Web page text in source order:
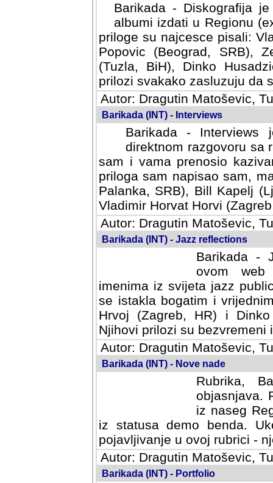
Barikada - Diskografija
albumi izdati u Regionu
priloge su najcesce pisali:
Popovic (Beograd, SRB),
(Tuzla, BiH), Dinko
prilozi svakako zasluzuju da
Autor: Dragutin Matoševic,
Barikada (INT) - Interviews
Barikada -
direktnom razgovoru sa
sam i vama prenosio
priloga sam napisao sam,
Palanka, SRB), Bill Kapelj
Vladimir Horvat Horvi
Autor: Dragutin Matoševic,
Barikada (INT) - Jazz reflections
Barikada -
ovom web
imenima iz svijeta jazz
se istakla bogatim i
Hrvoj (Zagreb, HR) i
Njihovi prilozi su bezvremeni
Autor: Dragutin Matoševic,
Barikada (INT) - Nove nade
Rubrika,
objasnjava.
iz naseg
iz statusa demo benda.
pojavljivanje u ovoj rubrici -
Autor: Dragutin Matoševic,
Barikada (INT) - Portfolio